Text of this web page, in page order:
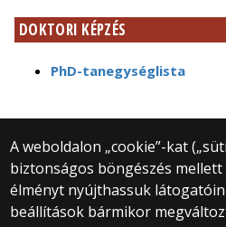
DOKTORI KÉPZÉS
PhD-tanegységlista
A weboldalon „cookie”-kat
biztonságos böngészés
élményt nyújthassuk
beállítások bármikor
© 2025 Eötvös Loránd
Minden jog
1053 Budapest,